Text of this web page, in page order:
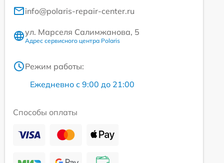
info@polaris-repair-center.ru
ул. Марселя Салимжанова, 5
Адрес сервисного центра Polaris
Режим работы:
Ежедневно с 9:00 до 21:00
Способы оплаты